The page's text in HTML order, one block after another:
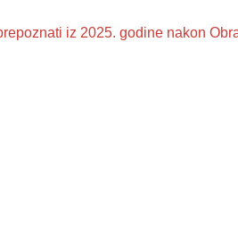
iz 2025. godine nakon